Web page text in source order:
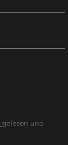
gelesen und